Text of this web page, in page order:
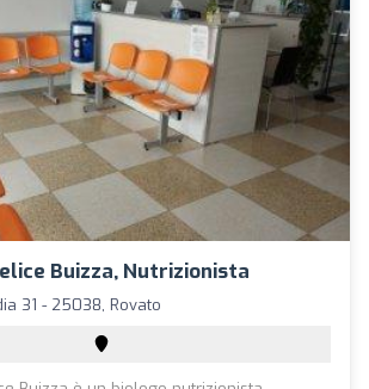
Buizza, Nutrizionista
31 - 25038, Rovato